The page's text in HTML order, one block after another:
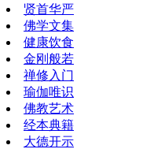
贤首华严
佛学文集
健康饮食
金刚般若
禅修入门
瑜伽唯识
佛教艺术
经本典籍
大德开示